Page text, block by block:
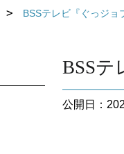
BSSテレビ『ぐっジョ
BSSテ
公開日：